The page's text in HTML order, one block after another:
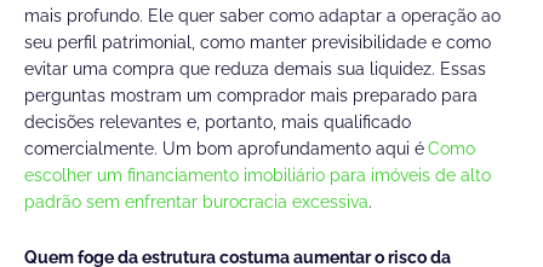
mais profundo. Ele quer saber como adaptar a operação ao
seu perfil patrimonial, como manter previsibilidade e como
evitar uma compra que reduza demais sua liquidez. Essas
perguntas mostram um comprador mais preparado para
decisões relevantes e, portanto, mais qualificado
comercialmente. Um bom aprofundamento aqui éComo
escolher um financiamento imobiliário para imóveis de alto
padrão sem enfrentar burocracia excessiva.
Quem foge da estrutura costuma aumentar o risco da